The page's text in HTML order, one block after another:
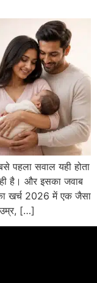
पहला सवाल यही होता
है। और इसका जवाब
खर्च 2026 में एक जैसा
उम्र, […]